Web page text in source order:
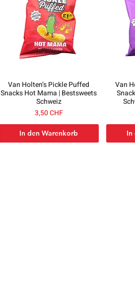
Van Holten’s Pickle Puffed
Snacks Hot Mama | Bestsweets
Schweiz
Preis
3,50 CHF
In den Warenkorb
Van
In